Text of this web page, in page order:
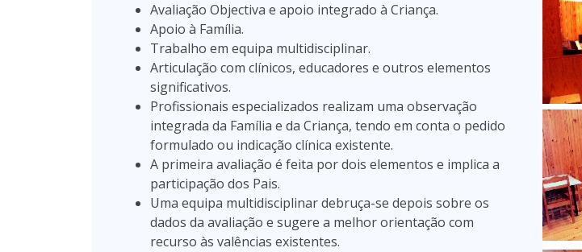
Avaliação Objectiva e apoio integrado à Criança.
Apoio à Família.
Trabalho em equipa multidisciplinar.
Articulação com clínicos, educadores e outros elementos
significativos.
Profissionais especializados realizam uma observação
integrada da Família e da Criança, tendo em conta o pedido
formulado ou indicação clínica existente.
A primeira avaliação é feita por dois elementos e implica a
participação dos Pais.
Uma equipa multidisciplinar debruça-se depois sobre os
dados da avaliação e sugere a melhor orientação com
recurso às valências existentes.